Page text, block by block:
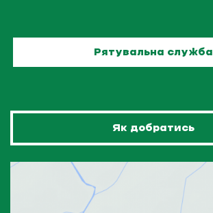
Рятувальна служба
Як добратись